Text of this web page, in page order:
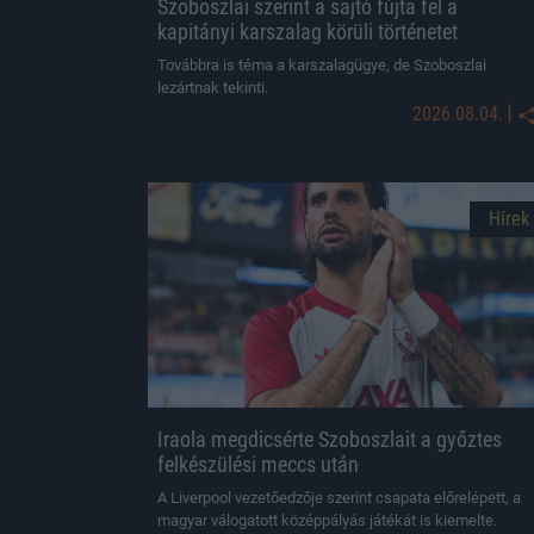
Szoboszlai szerint a sajtó fújta fel a
kapitányi karszalag körüli történetet
Továbbra is téma a karszalagügye, de Szoboszlai
lezártnak tekinti.
2026.08.04. |
Hírek
Iraola megdicsérte Szoboszlait a győztes
felkészülési meccs után
A Liverpool vezetőedzője szerint csapata előrelépett, a
magyar válogatott középpályás játékát is kiemelte.